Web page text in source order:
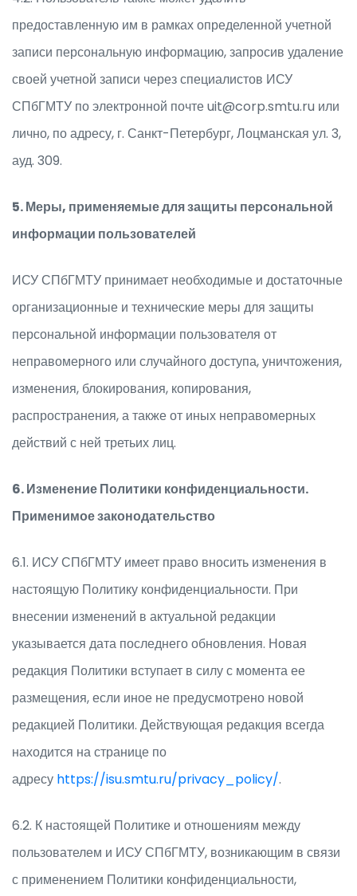
предоставленную им в рамках определенной учетной
записи персональную информацию, запросив удаление
своей учетной записи через специалистов ИСУ
СПбГМТУ по электронной почте uit@corp.smtu.ru или
лично, по адресу, г. Санкт-Петербург, Лоцманская ул. 3,
ауд. 309.
5. Меры, применяемые для защиты персональной
информации пользователей
ИСУ СПбГМТУ принимает необходимые и достаточные
организационные и технические меры для защиты
персональной информации пользователя от
неправомерного или случайного доступа, уничтожения,
изменения, блокирования, копирования,
распространения, а также от иных неправомерных
действий с ней третьих лиц.
6. Изменение Политики конфиденциальности.
Применимое законодательство
6.1. ИСУ СПбГМТУ имеет право вносить изменения в
настоящую Политику конфиденциальности. При
внесении изменений в актуальной редакции
указывается дата последнего обновления. Новая
редакция Политики вступает в силу с момента ее
размещения, если иное не предусмотрено новой
редакцией Политики. Действующая редакция всегда
находится на странице по
адресу https://isu.smtu.ru/privacy_policy/.
6.2. К настоящей Политике и отношениям между
пользователем и ИСУ СПбГМТУ, возникающим в связи
с применением Политики конфиденциальности,